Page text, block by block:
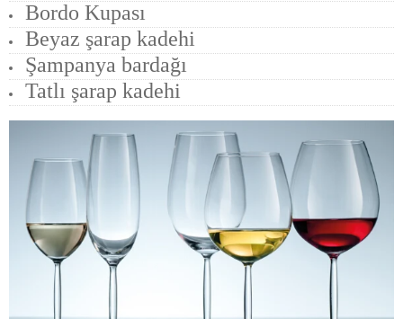
Bordo Kupası
Beyaz şarap kadehi
Şampanya bardağı
Tatlı şarap kadehi